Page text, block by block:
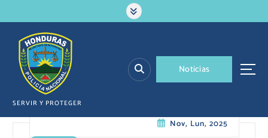
a
SERVIR Y PROTEGER
Noticias
Nov, Lun, 2025